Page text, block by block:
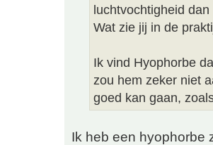
luchtvochtigheid
Wat zie jij in de
Ik vind Hyophorbe
zou hem zeker niet
goed kan gaan,
Ik heb een hyophorbe